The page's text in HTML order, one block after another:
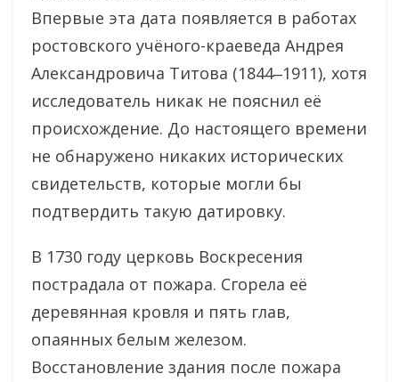
Впервые эта дата появляется в работах
ростовского учёного-краеведа Андрея
Александровича Титова (1844‒1911), хотя
исследователь никак не пояснил её
происхождение. До настоящего времени
не обнаружено никаких исторических
свидетельств, которые могли бы
подтвердить такую датировку.
В 1730 году церковь Воскресения
пострадала от пожара. Сгорела её
деревянная кровля и пять глав,
опаянных белым железом.
Восстановление здания после пожара